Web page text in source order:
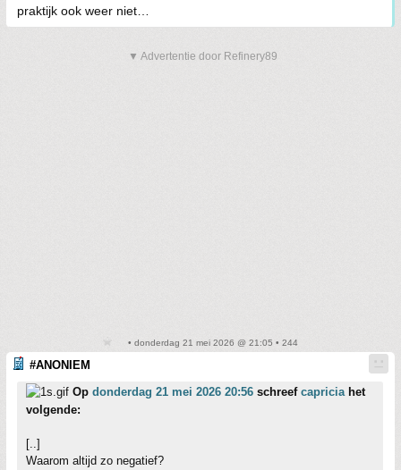
praktijk ook weer niet…
▼ Advertentie door Refinery89
• donderdag 21 mei 2026 @ 21:05 • 244
#ANONIEM
Op donderdag 21 mei 2026 20:56 schreef capricia het
volgende:
[..]
Waarom altijd zo negatief?